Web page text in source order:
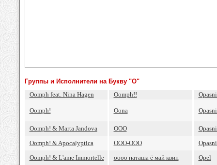
Группы и Исполнители на Букву "O"
Oomph feat. Nina Hagen
Oomph!!
Oomph! Oona
Oomph! & Marta Jandova OOO
Oomph! & Apocalyptica
OOO-OOO
Oomph! & L'ame Immortelle
oooo наташа ё май квин Opel